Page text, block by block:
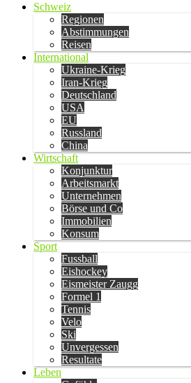
Schweiz
Regionen
Abstimmungen
Reisen
International
Ukraine-Krieg
Iran-Krieg
Deutschland
USA
EU
Russland
China
Wirtschaft
Konjunktur
Arbeitsmarkt
Unternehmen
Börse und Co
Immobilien
Konsum
Sport
Fussball
Eishockey
Eismeister Zaugg
Formel 1
Tennis
Velo
Ski
Unvergessen
Resultate
Leben